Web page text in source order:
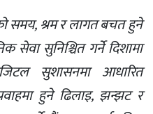
समय,श्रम र लागत बचत हुने
सेवा सुनिश्चित गर्ने दिशामा
सुशासनमा आधारित
हुने ढिलाइ, झन्झट र